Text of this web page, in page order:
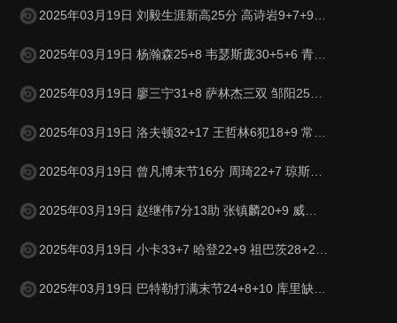
2025年03月19日 刘毅生涯新高25分 高诗岩9+7+9+3断 山东轻取广州迎3连胜
2025年03月19日 杨瀚森25+8 韦瑟斯庞30+5+6 青岛送江苏8连败
2025年03月19日 廖三宁31+8 萨林杰三双 邹阳25+5 杨空砍54分 北控击败福建
2025年03月19日 洛夫顿32+17 王哲林6犯18+9 常林失绝平三分 上海送宁波4连败
2025年03月19日 曾凡博末节16分 周琦22+7 琼斯50+10 北京击退吉林豪取10连胜
2025年03月19日 赵继伟7分13助 张镇麟20+9 威尔斯21分 辽宁6人上双大胜深圳
2025年03月19日 小卡33+7 哈登22+9 祖巴茨28+20 快船4人20+送骑士2连败
2025年03月19日 巴特勒打满末节24+8+10 库里缺战 字母哥16中5 勇士双杀雄鹿